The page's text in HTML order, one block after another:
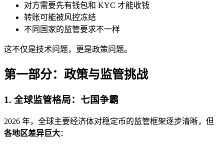
对方需要先有钱包和 KYC 才能收钱
转账可能被风控冻结
不同国家的监管要求不一样
这不仅是技术问题，更是政策问题。
第一部分：政策与监管挑战
1. 全球监管格局：七国争霸
2026 年，全球主要经济体对稳定币的监管框架逐步清晰，但
各地区差异巨大：